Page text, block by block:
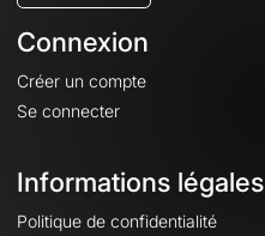
Connexion
Créer un compte
Se connecter
Informations légales
Politique de confidentialité